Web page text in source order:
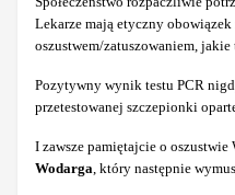
Lekarze mają etyczny
oszustwem/zatuszowaniem,
Pozytywny wynik testu PCR
przetestowanej szczepionki
I zawsze pamiętajcie o
Wodarga , który następnie